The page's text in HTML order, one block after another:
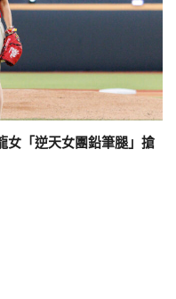
女「逆天女團鉛筆腿」搶